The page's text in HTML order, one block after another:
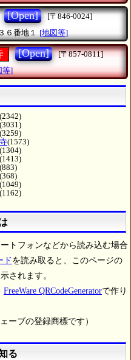
[Open]
[〒846-0024]
６番地１ [地図等]
[Open]
[〒857-0811]
等]
(2342)
(3031)
(3259)
(1573)
(1304)
(1413)
(883)
(368)
(1049)
(1162)
トフォンなどから読み込む場合
ド を読み取ると、このページの
されます。
FreeWare QRCodeGeneratorで作り
ーブの登録商標です）
る